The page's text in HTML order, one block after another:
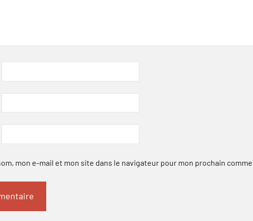
mon e-mail et mon site dans le navigateur pour mon prochain